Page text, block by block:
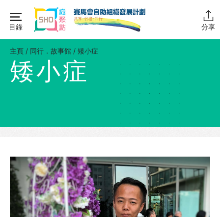
content
目錄 分享
主頁
同行學堂
同行社區伙伴
搜尋自助組織
主頁 / 同行．故事館 / 矮小症
矮小症